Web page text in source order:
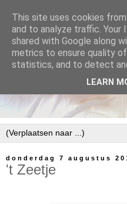
donderdag 7 augustus
't Zeetje
This site uses cookies
and to analyze traffic. Your
shared with Google along
metrics to ensure quality
statistics, and to detect
LEARN